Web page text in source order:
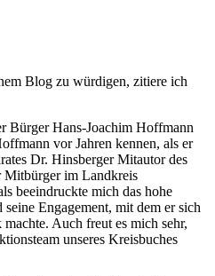
Blog zu würdigen, zitiere ich
Bürger Hans-Joachim Hoffmann
vor Jahren kennen, als er
Dr. Hinsberger Mitautor des
Mitbürger im Landkreis
beeindruckte mich das hohe
seine Engagement, mit dem er sich
Auch freut es mich sehr,
unseres Kreisbuches